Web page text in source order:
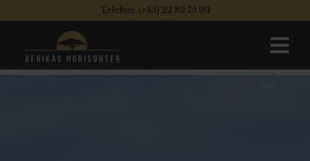
Telefon: (+45) 22 82 75 90